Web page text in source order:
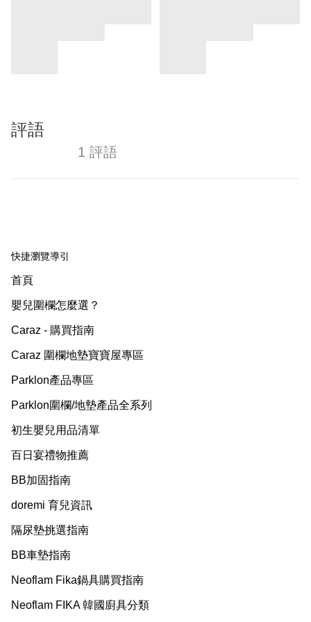
評語
1 評語
快捷瀏覽導引
首頁
嬰兒圍欄怎麼選？
Caraz - 購買指南
Caraz 圍欄地墊寶寶屋專區
Parklon產品專區
Parklon圍欄/地墊產品全系列
初生嬰兒用品清單
百日宴禮物推薦
BB加固指南
doremi 育兒資訊
隔尿墊挑選指南
BB車墊指南
Neoflam Fika鍋具購買指南
Neoflam FIKA 韓國廚具分類